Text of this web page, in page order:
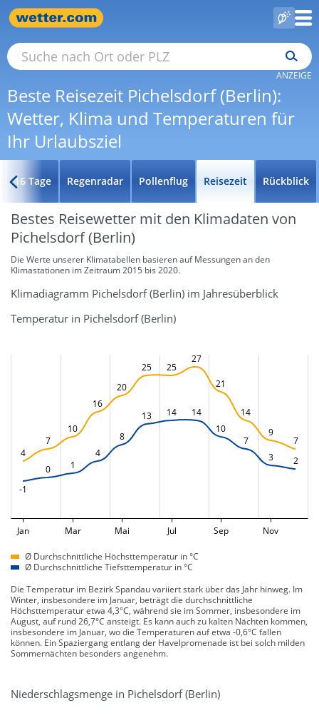
Beste Reisezeit Pichelsdorf (Berlin):
Wetter, Klima und Temperaturen für
Ihr Urlaubsziel
ANZEIGE
16 Tage Regenradar Pollenflug Reisezeit Rückblick
Bestes Reisewetter mit den Klimadaten von
Pichelsdorf (Berlin)
Die Werte unserer Klimatabellen basieren auf Messungen an den
Klimastationen im Zeitraum 2015 bis 2020.
Klimadiagramm Pichelsdorf (Berlin) im Jahresüberblick
Temperatur in Pichelsdorf (Berlin)
4
7
10
16
20
25 25
27
21
14
9
7
-1
0 1
4
8
13 14
14
10
7
3
2
Jan Mar Mai Jul Sep Nov
Ø Durchschnittliche Höchsttemperatur in °C
Ø Durchschnittliche Tiefsttemperatur in °C
Die Temperatur im Bezirk Spandau variiert stark über das Jahr hinweg. Im
Winter, insbesondere im Januar, beträgt die durchschnittliche
Höchsttemperatur etwa 4,3°C, während sie im Sommer, insbesondere im
August, auf rund 26,7°C ansteigt. Es kann auch zu kalten Nächten kommen,
insbesondere im Januar, wo die Temperaturen auf etwa -0,6°C fallen
können. Ein Spaziergang entlang der Havelpromenade ist bei solch milden
Sommernächten besonders angenehm.
Niederschlagsmenge in Pichelsdorf (Berlin)